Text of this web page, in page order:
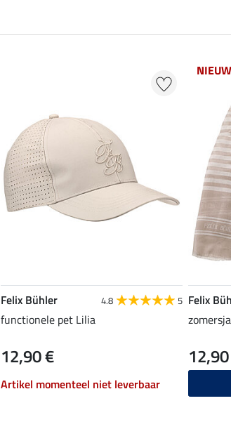
Felix Bühler 4.8 5
functionele pet Lilia
12,90 €
Artikel momenteel niet leverbaar
NIEUW
Felix